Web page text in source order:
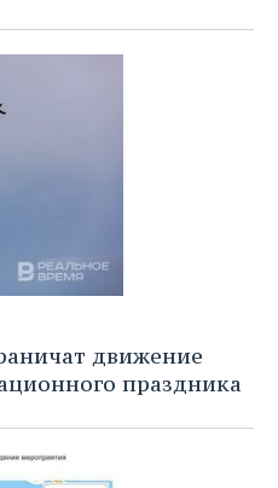
движение
праздника